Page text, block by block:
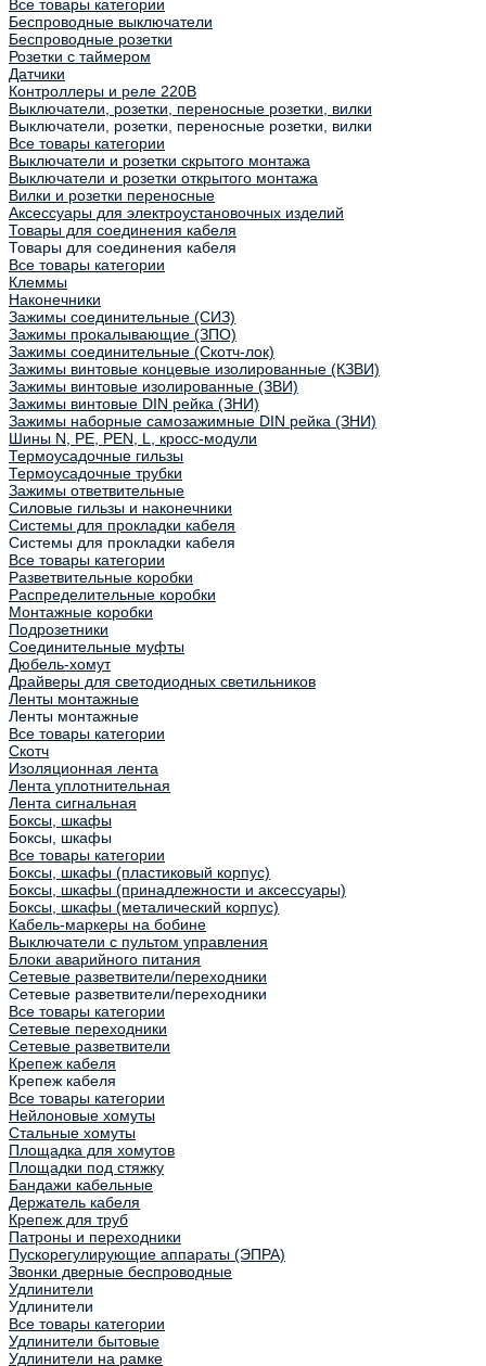
Все товары категории
Беспроводные выключатели
Беспроводные розетки
Розетки с таймером
Датчики
Контроллеры и реле 220В
Выключатели, розетки, переносные розетки, вилки
Выключатели, розетки, переносные розетки, вилки
Все товары категории
Выключатели и розетки скрытого монтажа
Выключатели и розетки открытого монтажа
Вилки и розетки переносные
Аксессуары для электроустановочных изделий
Товары для соединения кабеля
Товары для соединения кабеля
Все товары категории
Клеммы
Наконечники
Зажимы соединительные (СИЗ)
Зажимы прокалывающие (ЗПО)
Зажимы соединительные (Скотч-лок)
Зажимы винтовые концевые изолированные (КЗВИ)
Зажимы винтовые изолированные (ЗВИ)
Зажимы винтовые DIN рейка (ЗНИ)
Зажимы наборные самозажимные DIN рейка (ЗНИ)
Шины N, PE, PEN, L, кросс-модули
Термоусадочные гильзы
Термоусадочные трубки
Зажимы ответвительные
Силовые гильзы и наконечники
Системы для прокладки кабеля
Системы для прокладки кабеля
Все товары категории
Разветвительные коробки
Распределительные коробки
Монтажные коробки
Подрозетники
Соединительные муфты
Дюбель-хомут
Драйверы для светодиодных светильников
Ленты монтажные
Ленты монтажные
Все товары категории
Скотч
Изоляционная лента
Лента уплотнительная
Лента сигнальная
Боксы, шкафы
Боксы, шкафы
Все товары категории
Боксы, шкафы (пластиковый корпус)
Боксы, шкафы (принадлежности и аксессуары)
Боксы, шкафы (металический корпус)
Кабель-маркеры на бобине
Выключатели с пультом управления
Блоки аварийного питания
Сетевые разветвители/переходники
Сетевые разветвители/переходники
Все товары категории
Сетевые переходники
Сетевые разветвители
Крепеж кабеля
Крепеж кабеля
Все товары категории
Нейлоновые хомуты
Стальные хомуты
Площадка для хомутов
Площадки под стяжку
Бандажи кабельные
Держатель кабеля
Крепеж для труб
Патроны и переходники
Пускорегулирующие аппараты (ЭПРА)
Звонки дверные беспроводные
Удлинители
Удлинители
Все товары категории
Удлинители бытовые
Удлинители на рамке